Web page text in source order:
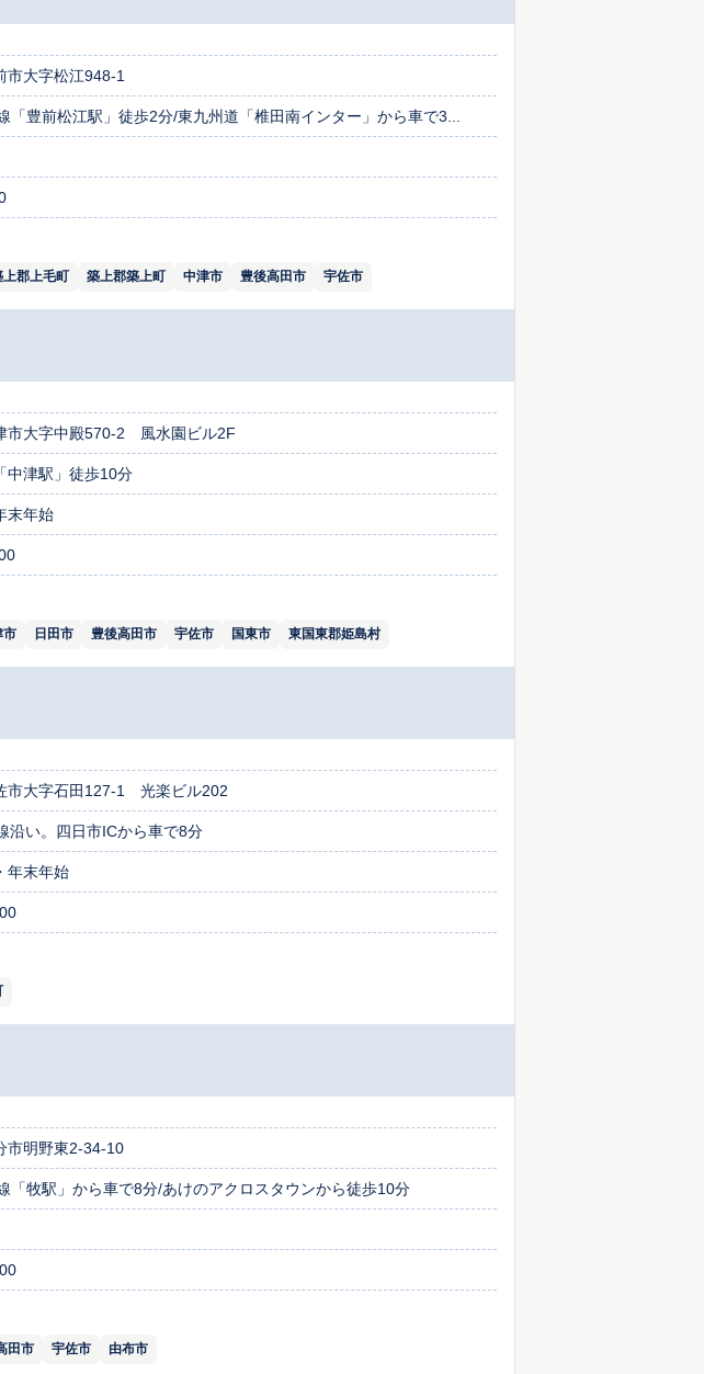
市大字松江948-1
「豊前松江駅」徒歩2分/東九州道「椎田南インター」から車で3...
上郡上毛町 築上郡築上町 中津市 豊後高田市 宇佐市
市大字中殿570-2 風水園ビル2F
中津駅」徒歩10分
末年始
市 日田市 豊後高田市 宇佐市 国東市 東国東郡姫島村
市大字石田127-1 光楽ビル202
沿い。四日市ICから車で8分
年末年始
市明野東2-34-10
「牧駅」から車で8分/あけのアクロスタウンから徒歩10分
田市 宇佐市 由布市